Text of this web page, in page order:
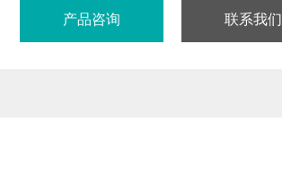
产品咨询 联系我们